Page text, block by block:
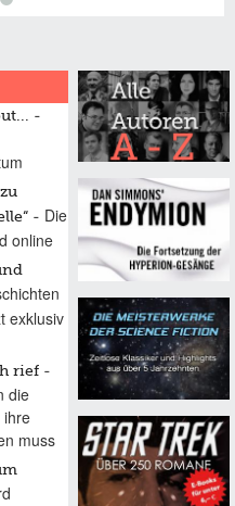
Die
online
exklusiv
rief
die
ihre
muss